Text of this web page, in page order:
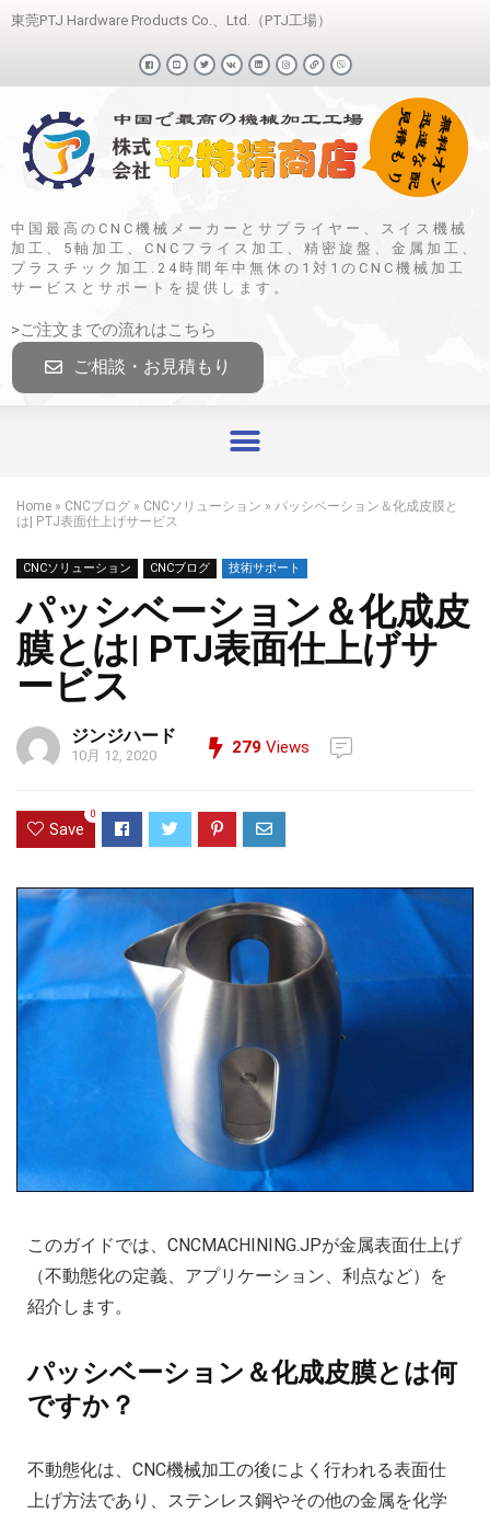
東莞PTJ Hardware Products Co.、Ltd.（PTJ工場）
中国最高のCNC機械メーカーとサプライヤー、スイス機械
加工、5軸加工、CNCフライス加工、精密旋盤、金属加工、
プラスチック加工.24時間年中無休の1対1のCNC機械加工
サービスとサポートを提供します。
>ご注文までの流れはこちら
ご相談・お見積もり
Home » CNCブログ » CNCソリューション » パッシベーション＆化成皮膜と
は| PTJ表面仕上げサービス
CNCソリューション CNCブログ 技術サポート
パッシベーション＆化成皮
膜とは| PTJ表面仕上げサ
ービス
ジンジハード
10月 12, 2020 279 Views
Save
0
このガイドでは、CNCMACHINING.JPが金属表面仕上げ
（不動態化の定義、アプリケーション、利点など）を
紹介します。
パッシベーション＆化成皮膜とは何
ですか？
不動態化は、CNC機械加工の後によく行われる表面仕
上げ方法であり、ステンレス鋼やその他の金属を化学